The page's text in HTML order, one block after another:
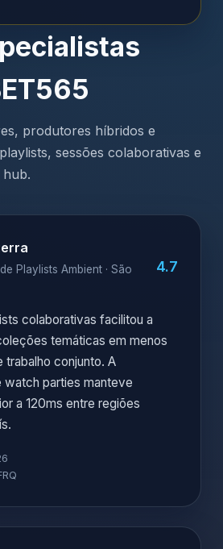
produtores híbridos e
sessões colaborativas e
Playlists Ambient · São
4.7
colaborativas facilitou a
temáticas em menos
trabalho conjunto. A
watch parties manteve
a 120ms entre regiões